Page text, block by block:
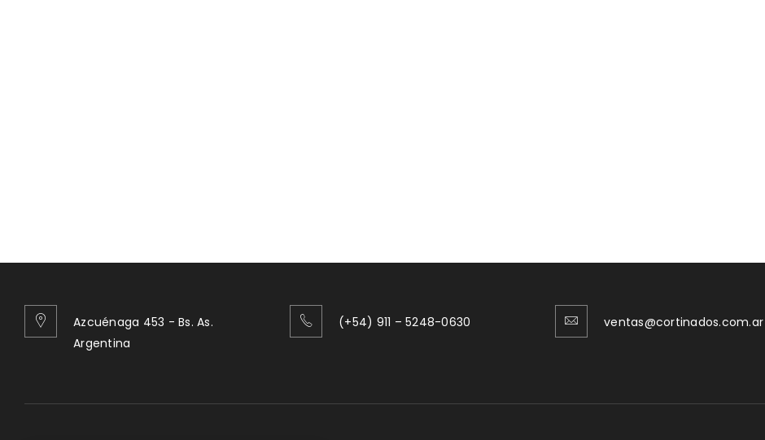
Azcuénaga 453 - Bs. As.
Argentina
(+54) 911 – 5248-0630 ventas@cortinados.com.ar